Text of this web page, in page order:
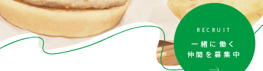
RECRUIT
一緒に働く
仲間を募集中